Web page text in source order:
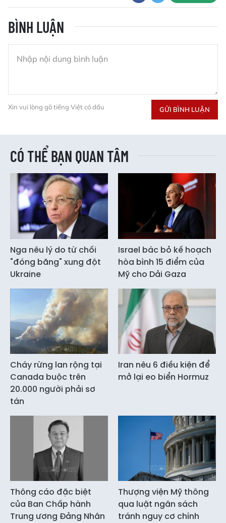
BÌNH LUẬN
Xin vui lòng gõ tiếng Việt có dấu GỬI BÌNH LUẬN
CÓ THỂ BẠN QUAN TÂM
Nga nêu lý do từ chối
"đóng băng" xung đột
Ukraine
Israel bác bỏ kế hoạch
hòa bình 15 điểm của
Mỹ cho Dải Gaza
Cháy rừng lan rộng tại
Canada buộc trên
20.000 người phải sơ
tán
Iran nêu 6 điều kiện để
mở lại eo biển Hormuz
Thông cáo đặc biệt
của Ban Chấp hành
Trung ương Đảng Nhân
Thượng viện Mỹ thông
qua luật ngân sách
tránh nguy cơ chính